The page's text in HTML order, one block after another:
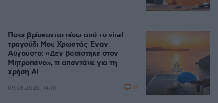
Ποιοι βρίσκονται πίσω από το viral
τραγούδι Μου Χρωστάς Έναν
Αύγουστο: «Δεν βασίστηκε στον
Μητροπάνο», τι απαντάνε για τη
χρήση AI
09.08.2026, 14:18 11